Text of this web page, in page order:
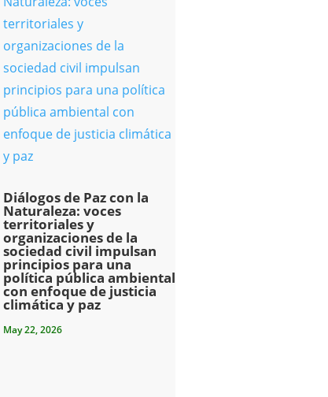
Diálogos de Paz con la
Naturaleza: voces
territoriales y
organizaciones de la
sociedad civil impulsan
principios para una
política pública ambiental
con enfoque de justicia
climática y paz
May 22, 2026